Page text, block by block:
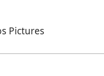
Pictures